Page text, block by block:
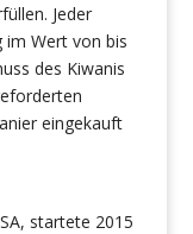
Jeder
im Wert von bis
des Kiwanis
eingekauft
startete 2015